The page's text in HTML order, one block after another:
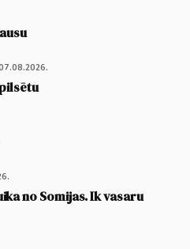
no Somijas. Ik vasaru